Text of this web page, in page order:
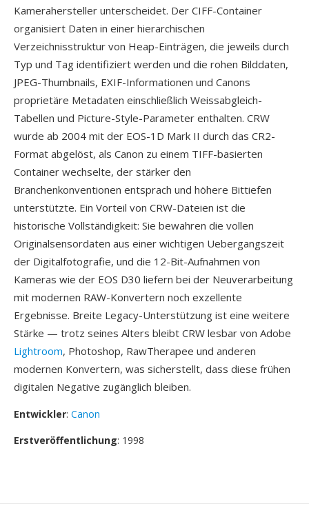
Kamerahersteller unterscheidet. Der CIFF-Container
organisiert Daten in einer hierarchischen
Verzeichnisstruktur von Heap-Einträgen, die jeweils durch
Typ und Tag identifiziert werden und die rohen Bilddaten,
JPEG-Thumbnails, EXIF-Informationen und Canons
proprietäre Metadaten einschließlich Weissabgleich-
Tabellen und Picture-Style-Parameter enthalten. CRW
wurde ab 2004 mit der EOS-1D Mark II durch das CR2-
Format abgelöst, als Canon zu einem TIFF-basierten
Container wechselte, der stärker den
Branchenkonventionen entsprach und höhere Bittiefen
unterstützte. Ein Vorteil von CRW-Dateien ist die
historische Vollständigkeit: Sie bewahren die vollen
Originalsensordaten aus einer wichtigen Uebergangszeit
der Digitalfotografie, und die 12-Bit-Aufnahmen von
Kameras wie der EOS D30 liefern bei der Neuverarbeitung
mit modernen RAW-Konvertern noch exzellente
Ergebnisse. Breite Legacy-Unterstützung ist eine weitere
Stärke — trotz seines Alters bleibt CRW lesbar von Adobe
Lightroom, Photoshop, RawTherapee und anderen
modernen Konvertern, was sicherstellt, dass diese frühen
digitalen Negative zugänglich bleiben.
Entwickler: Canon
Erstveröffentlichung: 1998